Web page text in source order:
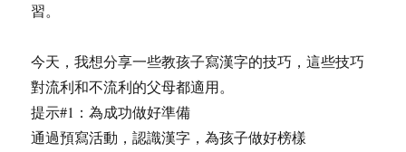
習。
今天，我想分享一些教孩子寫漢字的技巧，這些技巧
對流利和不流利的父母都適用。
提示#1：為成功做好準備
通過預寫活動，認識漢字，為孩子做好榜樣